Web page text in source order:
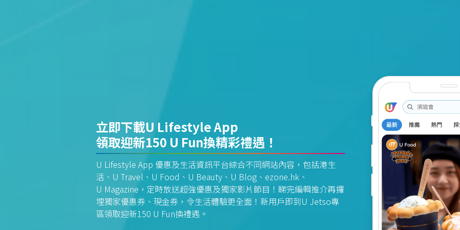
立即下載U Lifestyle App
領取迎新150 U Fun換精彩禮遇！
U Lifestyle App 優惠及生活資訊平台綜合不同網站內容，包括港生
活、U Travel、U Food、U Beauty、U Blog、ezone.hk、
U Magazine，定時放送超強優惠及獨家影片節目！睇完編輯推介再攞
埋獨家優惠券、現金券，令生活體驗更全面！新用戶即到U Jetso專
區領取迎新150 U Fun換禮遇。